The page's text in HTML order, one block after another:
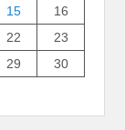
15
16
22
23
29
30